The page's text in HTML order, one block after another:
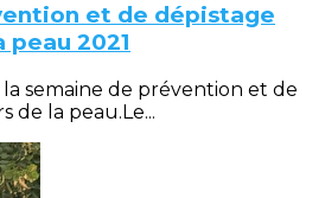
et de dépistage
peau 2021
la semaine de prévention et de
de la peau.Le...